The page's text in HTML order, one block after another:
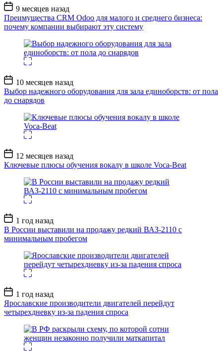
Дата
записи
9 месяцев назад
Преимущества CRM Odoo для малого и среднего бизнеса:
почему компании выбирают эту систему
Дата
записи
10 месяцев назад
Выбор надежного оборудования для зала единоборств: от пола
до снарядов
Дата
записи
12 месяцев назад
Ключевые плюсы обучения вокалу в школе Voca-Beat
Дата
записи
1 год назад
В России выставили на продажу редкий ВАЗ-2110 с
минимальным пробегом
Дата
записи
1 год назад
Ярославские производители двигателей перейдут
четырехдневку из-за падения спроса